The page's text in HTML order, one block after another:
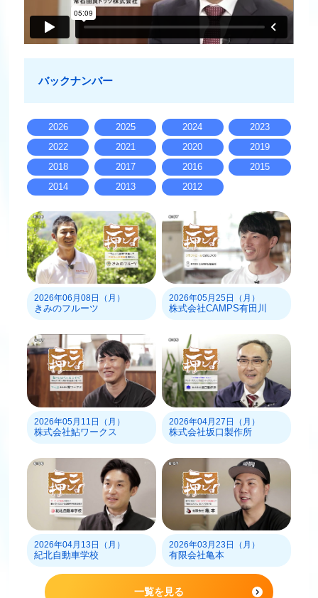
バックナンバー
2026 2025 2024
2023
2022
2021 2020
2019
2018
2017 2016
2015
2014
2013 2012
2026年06月08日（月）
きみのフルーツ
2026年05月25日（月）
株式会社CAMPS有田川
2026年05月11日（月）
株式会社鮎ワークス
2026年04月27日（月）
株式会社坂口製作所
2026年04月13日（月）
紀北自動車学校
2026年03月23日（月）
有限会社亀本
一覧を見る